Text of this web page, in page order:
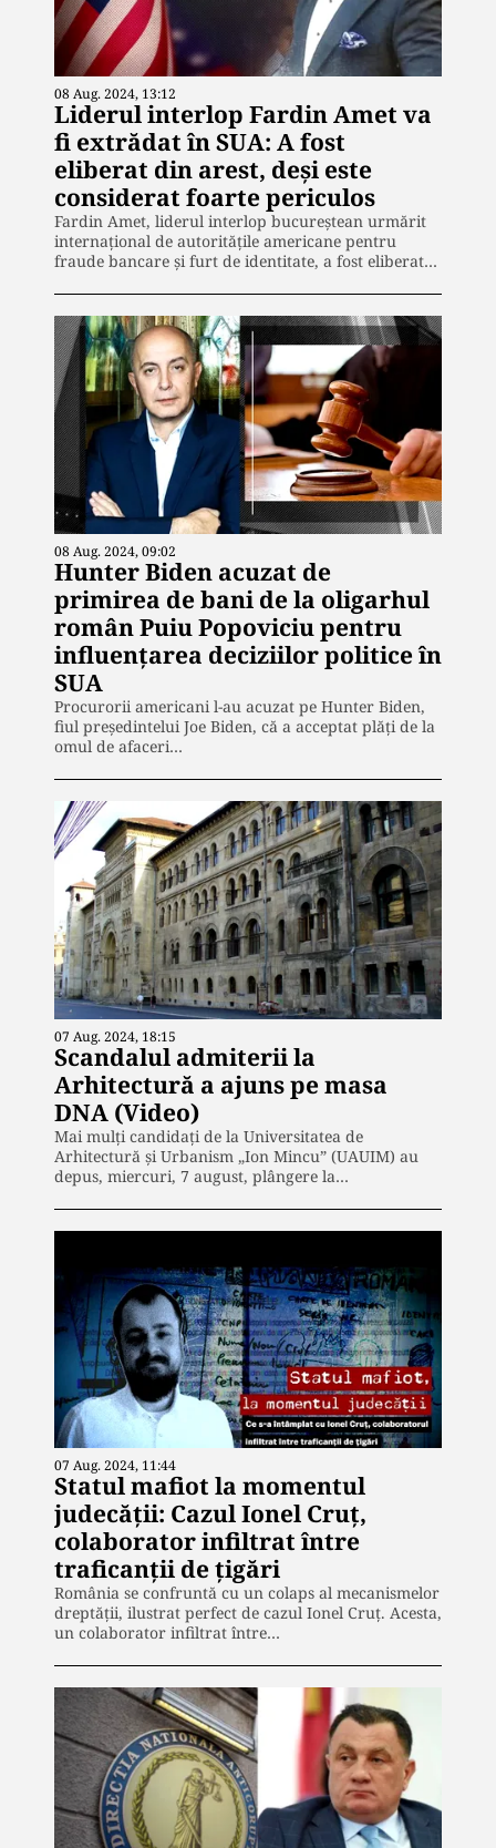
08 Aug. 2024, 13:12
Liderul interlop Fardin Amet va
fi extrădat în SUA: A fost
eliberat din arest, deși este
considerat foarte periculos
Fardin Amet, liderul interlop bucureștean urmărit
internațional de autoritățile americane pentru
fraude bancare și furt de identitate, a fost eliberat…
08 Aug. 2024, 09:02
Hunter Biden acuzat de
primirea de bani de la oligarhul
român Puiu Popoviciu pentru
influențarea deciziilor politice în
SUA
Procurorii americani l-au acuzat pe Hunter Biden,
fiul președintelui Joe Biden, că a acceptat plăți de la
omul de afaceri…
07 Aug. 2024, 18:15
Scandalul admiterii la
Arhitectură a ajuns pe masa
DNA (Video)
Mai mulți candidați de la Universitatea de
Arhitectură şi Urbanism „Ion Mincu” (UAUIM) au
depus, miercuri, 7 august, plângere la…
07 Aug. 2024, 11:44
Statul mafiot la momentul
judecății: Cazul Ionel Cruț,
colaborator infiltrat între
traficanții de țigări
România se confruntă cu un colaps al mecanismelor
dreptății, ilustrat perfect de cazul Ionel Cruț. Acesta,
un colaborator infiltrat între…